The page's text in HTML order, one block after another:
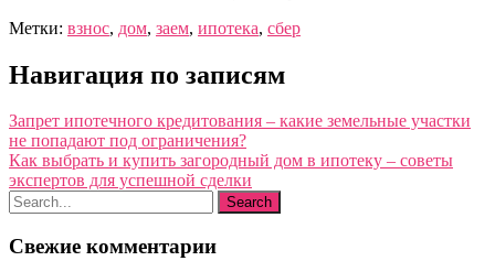
Метки: взнос, дом, заем, ипотека, сбер
Навигация по записям
Запрет ипотечного кредитования – какие земельные участки
не попадают под ограничения?
Как выбрать и купить загородный дом в ипотеку – советы
экспертов для успешной сделки
Свежие комментарии